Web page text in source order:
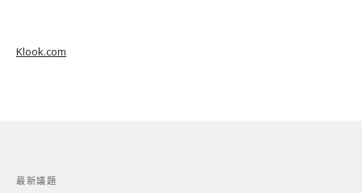
Klook.com
最新議題